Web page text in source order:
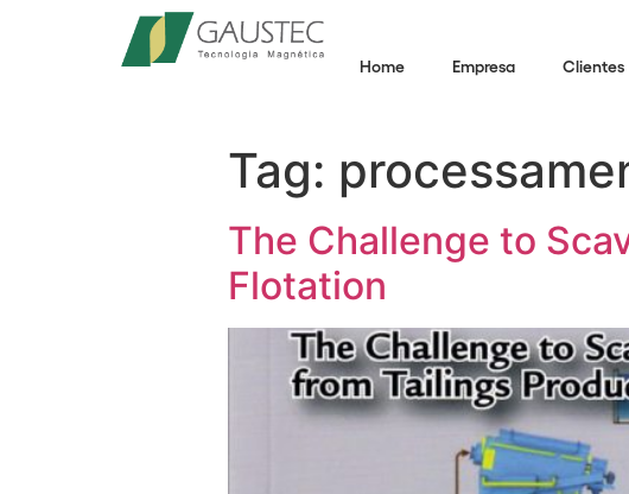
Home Empresa Clientes
Tag:
The Challenge to
Flotation